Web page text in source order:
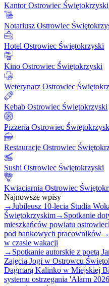
Kantor Ostrowiec Świętokrzyski
Notariusz Ostrowiec
Hotel Ostrowiec Świętokrzyski
Kino Ostrowiec Świętokrzyski
Weterynarz Ostrowiec
Kebab Ostrowiec Świętokrzyski
Pizzeria Ostrowiec
Restauracje Ostrowiec
Sushi Ostrowiec Świętokrzyski
Kwiaciarnia Ostrowiec
Najnowsze wpisy
→Jubileusz 10-lecia Studia
Świętokrzyskim→ Spotkanie
mieszkańców powiatu
pod bankowych pracowników→
w czasie wakacji
→ Spotkanie autorskie z poetą
Zajęcia Jogi w Ostrowcu
Dagmarą Kalinko w Miejskiej
systemu ostrzegania 'Alarm